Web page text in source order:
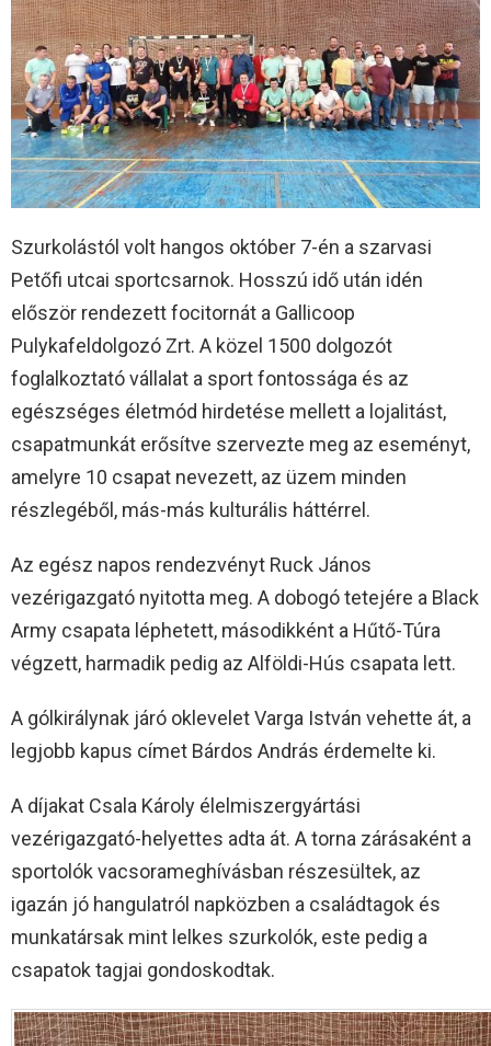
Szurkolástól volt hangos október 7-én a szarvasi
Petőfi utcai sportcsarnok. Hosszú idő után idén
először rendezett focitornát a Gallicoop
Pulykafeldolgozó Zrt. A közel 1500 dolgozót
foglalkoztató vállalat a sport fontossága és az
egészséges életmód hirdetése mellett a lojalitást,
csapatmunkát erősítve szervezte meg az eseményt,
amelyre 10 csapat nevezett, az üzem minden
részlegéből, más-más kulturális háttérrel.
Az egész napos rendezvényt Ruck János
vezérigazgató nyitotta meg. A dobogó tetejére a Black
Army csapata léphetett, másodikként a Hűtő-Túra
végzett, harmadik pedig az Alföldi-Hús csapata lett.
A gólkirálynak járó oklevelet Varga István vehette át, a
legjobb kapus címet Bárdos András érdemelte ki.
A díjakat Csala Károly élelmiszergyártási
vezérigazgató-helyettes adta át. A torna zárásaként a
sportolók vacsorameghívásban részesültek, az
igazán jó hangulatról napközben a családtagok és
munkatársak mint lelkes szurkolók, este pedig a
csapatok tagjai gondoskodtak.